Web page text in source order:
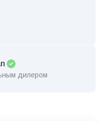
дилером